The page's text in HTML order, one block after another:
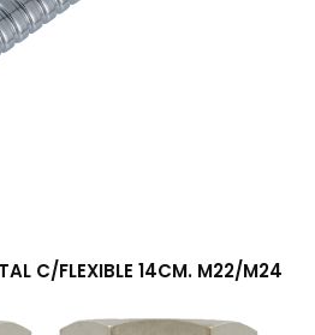
C/FLEXIBLE 14CM. M22/M24